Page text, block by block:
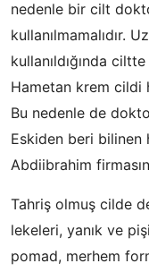
nedenle bir cilt
kullanılmamalıdır.
kullanıldığında
Hametan krem cildi
Bu nedenle de
Eskiden beri bilinen
Abdiibrahim
Tahriş olmuş cilde
lekeleri, yanık ve
pomad, merhem